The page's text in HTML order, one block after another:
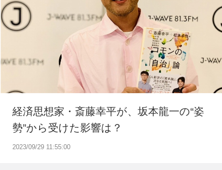
2023/09/29 11:55:00
経済思想家・斎藤幸平が、坂本龍一の“姿
勢”から受けた影響は？